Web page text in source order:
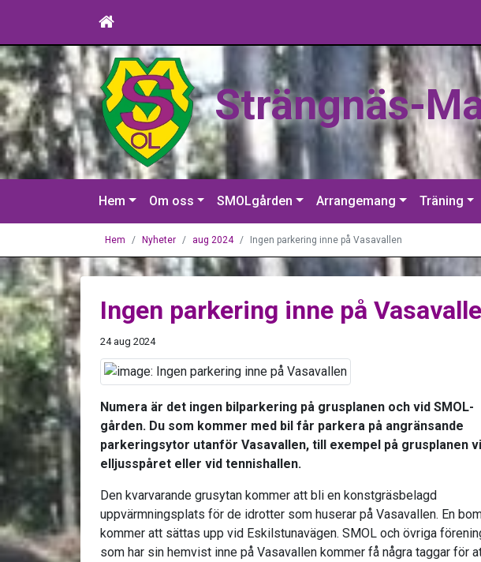
Strängnäs-
Hem Om oss SMOLgården Arrangemang Träning
Hem Nyheter aug 2024 Ingen parkering inne på Vasavallen
Ingen parkering inne på
24 aug 2024
Numera är det ingen bilparkering på grusplanen och vid SMOL-
gården. Du som kommer med bil får parkera på angränsande
parkeringsytor utanför Vasavallen, till exempel på grusplanen
elljusspåret eller vid tennishallen.
Den kvarvarande grusytan kommer att bli en konstgräsbelagd
uppvärmningsplats för de idrotter som huserar på Vasavallen. En
kommer att sättas upp vid Eskilstunavägen. SMOL och övriga
som har sin hemvist inne på Vasavallen kommer få några taggar för